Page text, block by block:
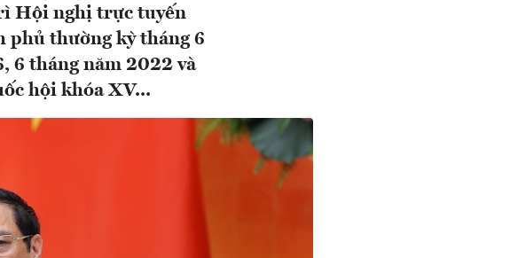
Hội nghị trực tuyến
phủ thường kỳ tháng 6
6 tháng năm 2022 và
hội khóa XV...